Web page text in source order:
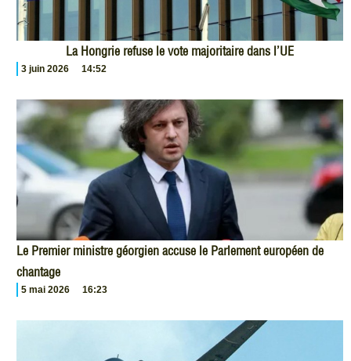
La Hongrie refuse le vote majoritaire dans l’UE
3 juin 2026 14:52
Le Premier ministre géorgien accuse le Parlement européen de
chantage
5 mai 2026 16:23